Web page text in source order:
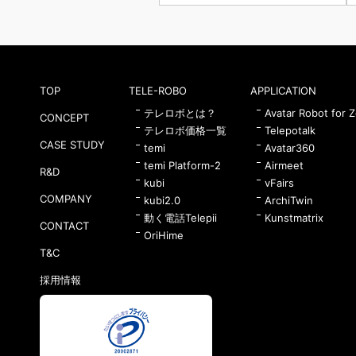
TOP
CONCEPT
CASE STUDY
R&D
COMPANY
CONTACT
T&C
採用情報
TELE-ROBO
テレロボとは？
テレロボ価格一覧
temi
temi Platform-2
kubi
kubi2.0
動く電話Telepii
OriHime
APPLICATION
Avatar Robot for
Telepotalk
Avatar360
Airmeet
vFairs
ArchiTwin
Kunstmatrix